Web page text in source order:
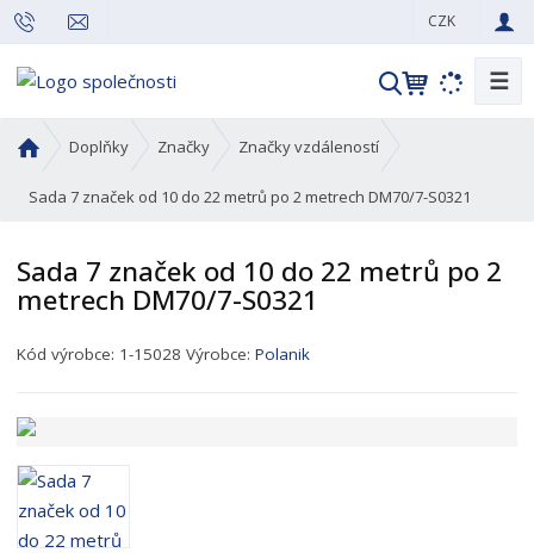
CZK
V
e
a
t
☰
o
í
s
r
Doplňky Značky Značky vzdáleností
Sada 7 značek od 10 do 22 metrů po 2 metrech DM70/7-S0321
Sada 7 značek od 10 do 22 metrů po 2
metrech DM70/7-S0321
K
p
o
d
u
Kód výrobce: 1-15028 Výrobce:Polanik